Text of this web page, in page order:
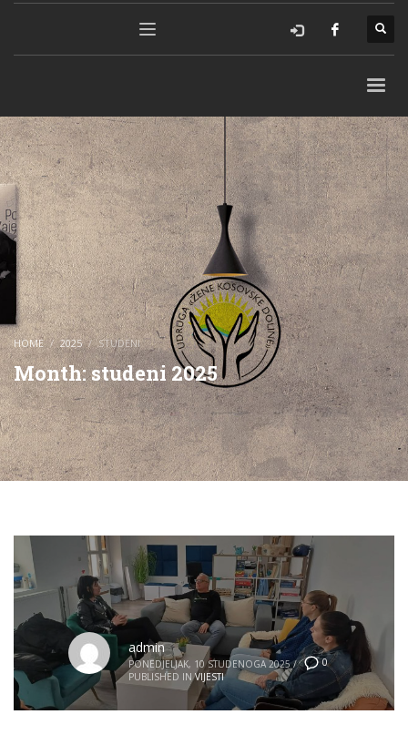
HOME 2025 STUDENI
Month: studeni 2025
0
admin
PONEDJELJAK, 10 STUDENOGA 2025 /
PUBLISHED IN VIJESTI